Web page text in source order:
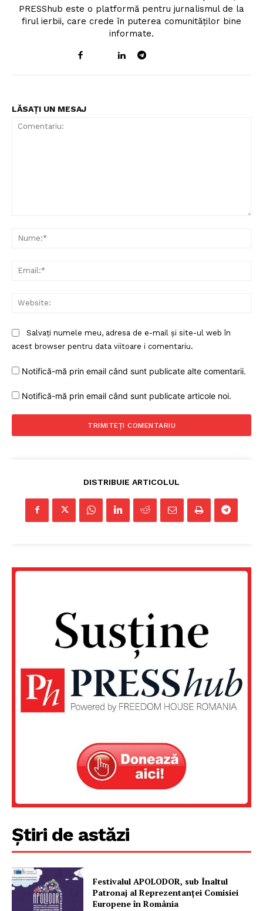
PRESShub
Proiecte editoriale
Contact
PRESShub este o platformă pentru jurnalismul de la
firul ierbii, care crede în puterea comunităților bine
informate.
LĂSAȚI UN MESAJ
Salvați numele meu, adresa de e-mail și site-ul web în
acest browser pentru data viitoare i comentariu.
Notifică-mă prin email când sunt publicate alte comentarii.
Notifică-mă prin email când sunt publicate articole noi.
DISTRIBUIE ARTICOLUL
Știri de astăzi
Festivalul APOLODOR, sub Înaltul
Patronaj al Reprezentanței Comisiei
Europene în România